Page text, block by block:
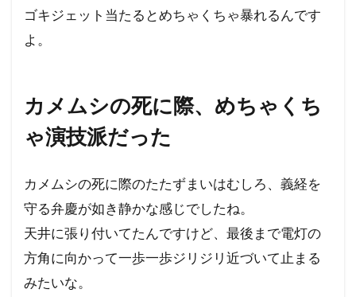
ゴキジェット当たるとめちゃくちゃ暴れるんです
よ。
カメムシの死に際、めちゃくち
ゃ演技派だった
カメムシの死に際のたたずまいはむしろ、義経を
守る弁慶が如き静かな感じでしたね。
天井に張り付いてたんですけど、最後まで電灯の
方角に向かって一歩一歩ジリジリ近づいて止まる
みたいな。